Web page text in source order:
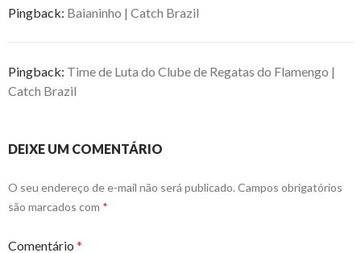
Pingback: Baianinho | Catch Brazil
Pingback: Time de Luta do Clube de Regatas do Flamengo |
Catch Brazil
DEIXE UM COMENTÁRIO
O seu endereço de e-mail não será publicado. Campos obrigatórios
são marcados com *
Comentário *